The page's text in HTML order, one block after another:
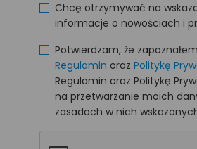
Chcę otrzymywać na
informacje o nowościach i
Potwierdzam, że
Regulamin oraz Politykę
Regulamin oraz Politykę
na przetwarzanie moich
zasadach w nich